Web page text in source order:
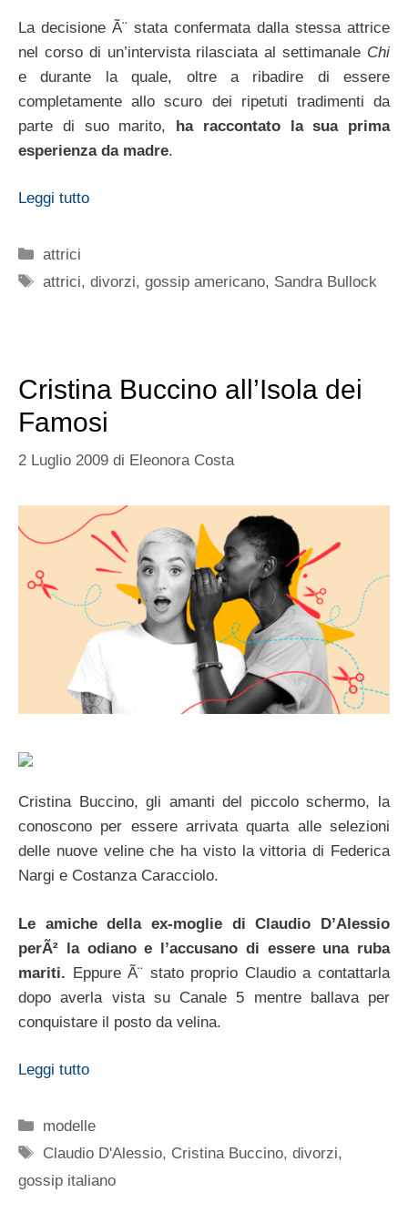
La decisione Ã¨ stata confermata dalla stessa attrice
nel corso di un’intervista rilasciata al settimanale Chi
e durante la quale, oltre a ribadire di essere
completamente allo scuro dei ripetuti tradimenti da
parte di suo marito, ha raccontato la sua prima
esperienza da madre.
Leggi tutto
Categorie
attrici
Tag
attrici,divorzi,gossip americano, Sandra Bullock
Cristina Buccino all’Isola dei
Famosi
2 Luglio 2009 di Eleonora Costa
Cristina Buccino, gli amanti del piccolo schermo, la
conoscono per essere arrivata quarta alle selezioni
delle nuove veline che ha visto la vittoria di Federica
Nargi e Costanza Caracciolo.
Le amiche della ex-moglie di Claudio D’Alessio
perÃ² la odiano e l’accusano di essere una ruba
mariti. Eppure Ã¨ stato proprio Claudio a contattarla
dopo averla vista su Canale 5 mentre ballava per
conquistare il posto da velina.
Leggi tutto
Categorie
modelle
Tag
Claudio D'Alessio, Cristina Buccino,divorzi,
gossip italiano